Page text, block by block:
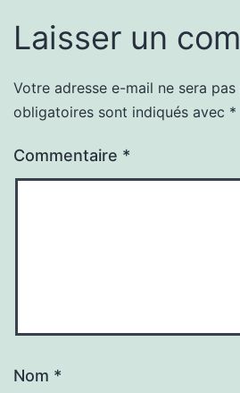
Laisser un
Votre adresse e-mail ne sera pas
obligatoires sont indiqués avec *
Commentaire *
Nom *